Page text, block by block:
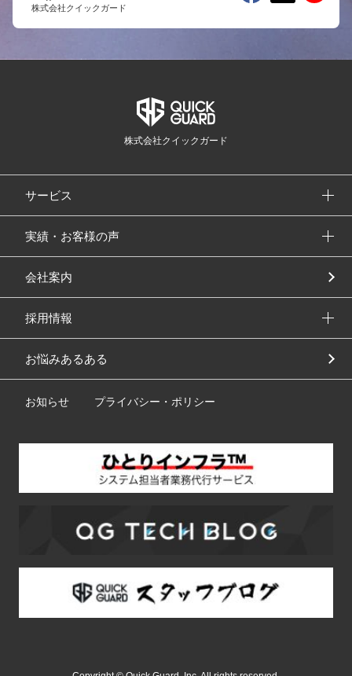
株式会社クイックガード
株式会社クイックガード
サービス
実績・お客様の声
会社案内
採用情報
お悩みあるある
お知らせ プライバシー・ポリシー